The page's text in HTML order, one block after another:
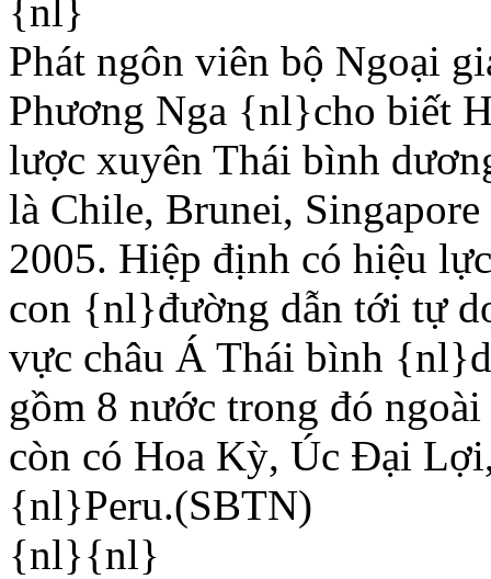
{nl}
Phát ngôn viên bộ Ngoại
Phương Nga {nl}cho biết
lược xuyên Thái bình
là Chile, Brunei,
2005. Hiệp định có hiệu
con {nl}đường dẫn tới tự
vực châu Á Thái bình
gồm 8 nước trong đó
còn có Hoa Kỳ, Úc Ðại
{nl}Peru.(SBTN)
{nl}{nl}